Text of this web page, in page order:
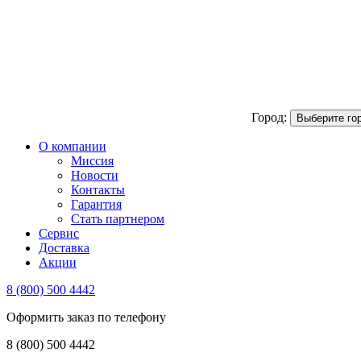
Город: Выберите
О компании
Миссия
Новости
Контакты
Гарантия
Стать партнером
Сервис
Доставка
Акции
8 (800) 500 4442
Оформить заказ по телефону
8 (800) 500 4442